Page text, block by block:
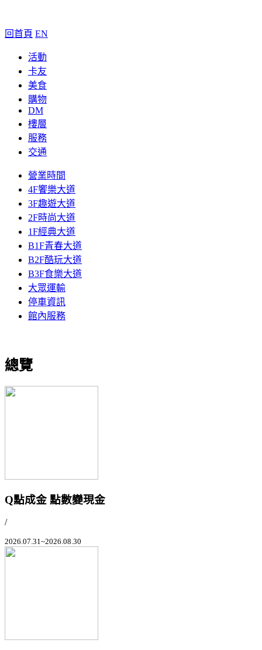
回首頁 EN
活動
卡友
美食
購物
DM
樓層
服務
交通
營業時間
4F饗樂大道
3F趣遊大道
2F時尚大道
1F經典大道
B1F青春大道
B2F酷玩大道
B3F食樂大道
大眾運輸
停車資訊
館內服務
總覽
Q點成金 點數變現金
/
2026.07.31~2026.08.30